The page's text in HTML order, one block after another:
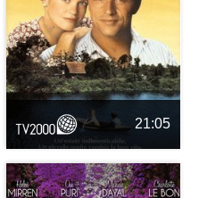
21:05